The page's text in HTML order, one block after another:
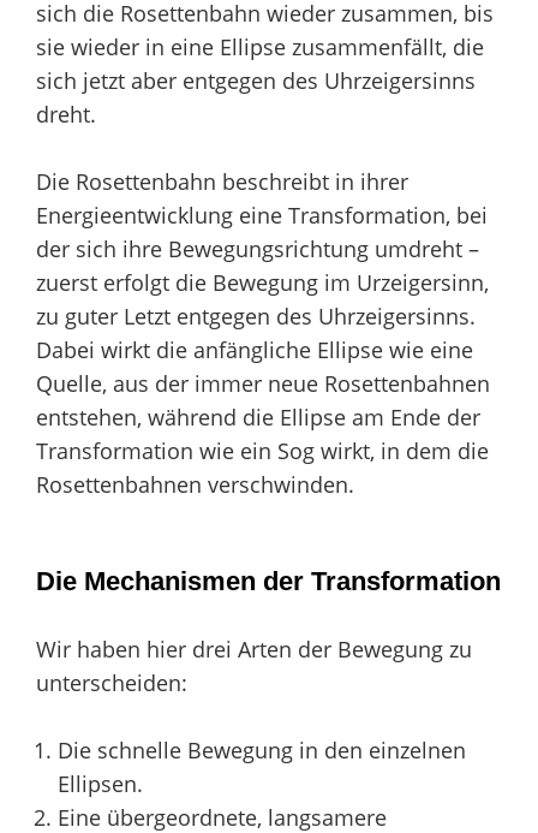
sich die Rosettenbahn wieder zusammen, bis
sie wieder in eine Ellipse zusammenfällt, die
sich jetzt aber entgegen des Uhrzeigersinns
dreht.
Die Rosettenbahn beschreibt in ihrer
Energieentwicklung eine Transformation, bei
der sich ihre Bewegungsrichtung umdreht –
zuerst erfolgt die Bewegung im Urzeigersinn,
zu guter Letzt entgegen des Uhrzeigersinns.
Dabei wirkt die anfängliche Ellipse wie eine
Quelle, aus der immer neue Rosettenbahnen
entstehen, während die Ellipse am Ende der
Transformation wie ein Sog wirkt, in dem die
Rosettenbahnen verschwinden.
Die Mechanismen der Transformation
Wir haben hier drei Arten der Bewegung zu
unterscheiden:
Die schnelle Bewegung in den einzelnen
Ellipsen.
Eine übergeordnete, langsamere